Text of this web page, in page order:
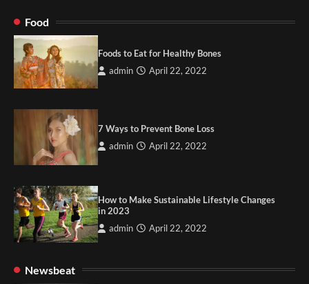
Food
Foods to Eat for Healthy Bones
admin April 22, 2022
7 Ways to Prevent Bone Loss
admin April 22, 2022
How to Make Sustainable Lifestyle Changes
in 2023
admin April 22, 2022
Newsbeat